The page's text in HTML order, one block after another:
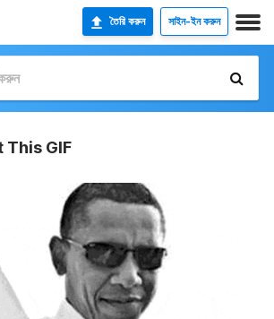
তৈরি করুন সাইন-ইন করুন
This GIF